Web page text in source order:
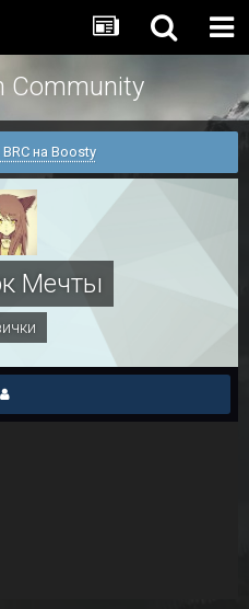
Community
на Boosty
Мечты